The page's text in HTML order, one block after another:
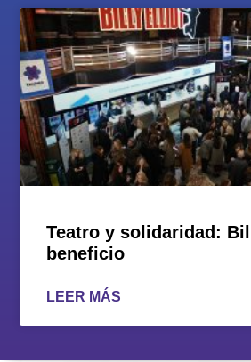
Teatro y solidaridad:
beneficio
LEER MÁS